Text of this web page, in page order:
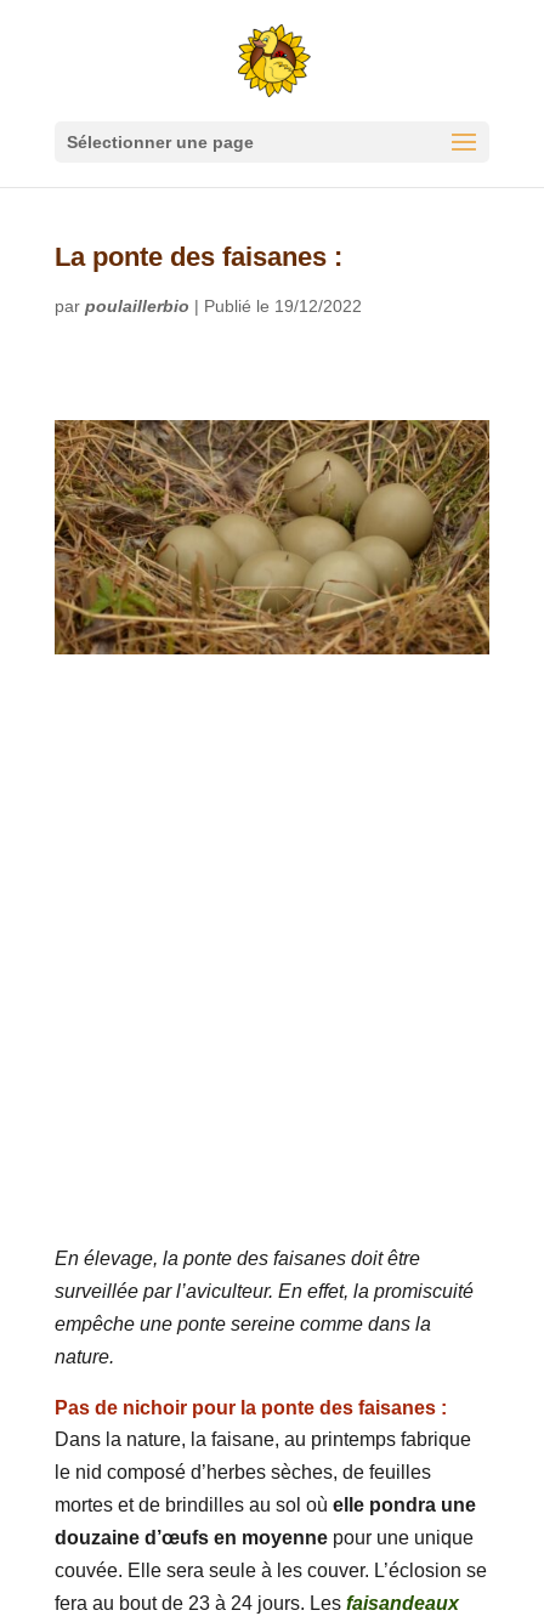
Sélectionner une page
La ponte des faisanes :
par poulaillerbio | Publié le 19/12/2022
En élevage, la ponte des faisanes doit être
surveillée par l’aviculteur. En effet, la promiscuité
empêche une ponte sereine comme dans la
nature.
Pas de nichoir pour la ponte des faisanes :
Dans la nature, la faisane, au printemps fabrique
le nid composé d’herbes sèches, de feuilles
mortes et de brindilles au sol où elle pondra une
douzaine d’œufs en moyennepour une unique
couvée. Elle sera seule à les couver. L’éclosion se
fera au bout de 23 à 24 jours. Les faisandeaux